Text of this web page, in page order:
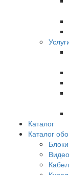
Каталог
Каталог